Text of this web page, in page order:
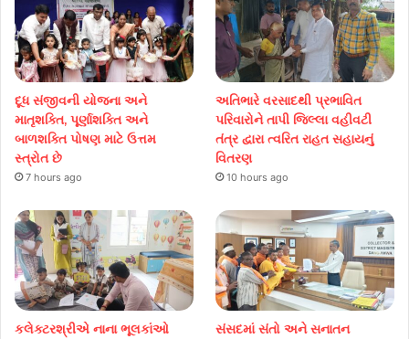
દૂધ સંજીવની યોજના અને
માતૃશક્તિ, પૂર્ણાશક્તિ અને
બાળશક્તિ પોષણ માટે ઉત્તમ
સ્ત્રોત છે
7 hours ago
અતિભારે વરસાદથી પ્રભાવિત
પરિવારોને તાપી જિલ્લા વહીવટી
તંત્ર દ્વારા ત્વરિત રાહત સહાયનું
વિતરણ
10 hours ago
કલેક્ટરશ્રીએ નાના ભૂલકાંઓ
સંસદમાં સંતો અને સનાતન